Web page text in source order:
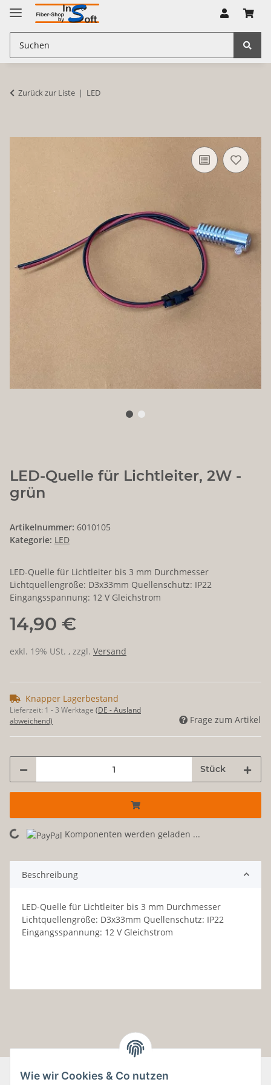
Wie wir Cookies & Co nutzen
Zurück zur Liste LED
LED-Quelle für Lichtleiter, 2W -
grün
Artikelnummer: 6010105
Kategorie: LED
LED-Quelle für Lichtleiter bis 3 mm Durchmesser
Lichtquellengröße: D3x33mm Quellenschutz: IP22
Eingangsspannung: 12 V Gleichstrom
14,90 €
exkl. 19% USt. , zzgl. Versand
Knapper Lagerbestand
Lieferzeit: 1 - 3 Werktage (DE - Ausland
abweichend)
Frage zum Artikel
Stück
Loading... Komponenten werden geladen ...
Beschreibung
LED-Quelle für Lichtleiter bis 3 mm Durchmesser
Lichtquellengröße: D3x33mm Quellenschutz: IP22
Eingangsspannung: 12 V Gleichstrom